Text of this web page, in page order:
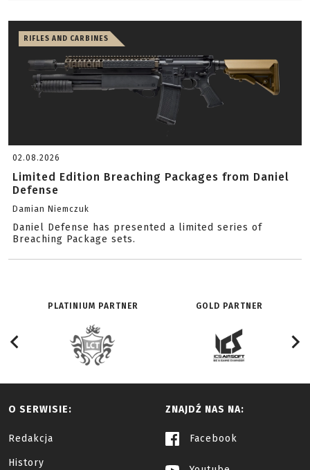
RIFLES AND CARBINES
02.08.2026
Limited Edition Breaching Packages from Daniel
Defense
Damian Niemczuk
Daniel Defense has presented a limited series of
Breaching Package sets.
PLATINIUM PARTNER GOLD PARTNER
O SERWISIE:
Redakcja
History
ZNAJDŹ NAS NA:
Facebook